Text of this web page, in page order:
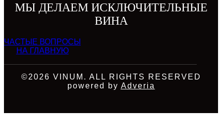
МЫ ДЕЛАЕМ ИСКЛЮЧИТЕЛЬНЫЕ
ВИНА
ЧАСТЫЕ ВОПРОСЫ
НА ГЛАВНУЮ
©2026 VINUM. ALL RIGHTS RESERVED
powered by Adveria